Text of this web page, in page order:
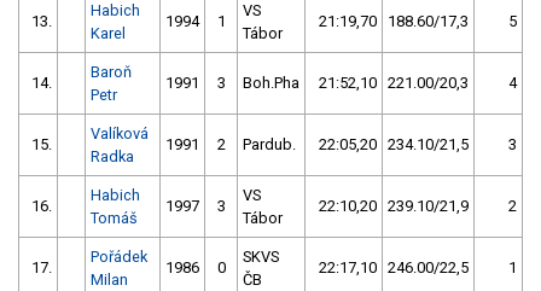
13.
Habich
Karel
1994 1
VS
Tábor
21:19,70 188.60/17,3 5
14.
Baroň
Petr
1991 3 Boh.Pha 21:52,10 221.00/20,3 4
15.
Valíková
Radka
1991 2 Pardub. 22:05,20 234.10/21,5 3
16.
Habich
Tomáš
1997 3
VS
Tábor
22:10,20 239.10/21,9 2
17.
Pořádek
Milan
1986 0
SKVS
ČB
22:17,10 246.00/22,5 1